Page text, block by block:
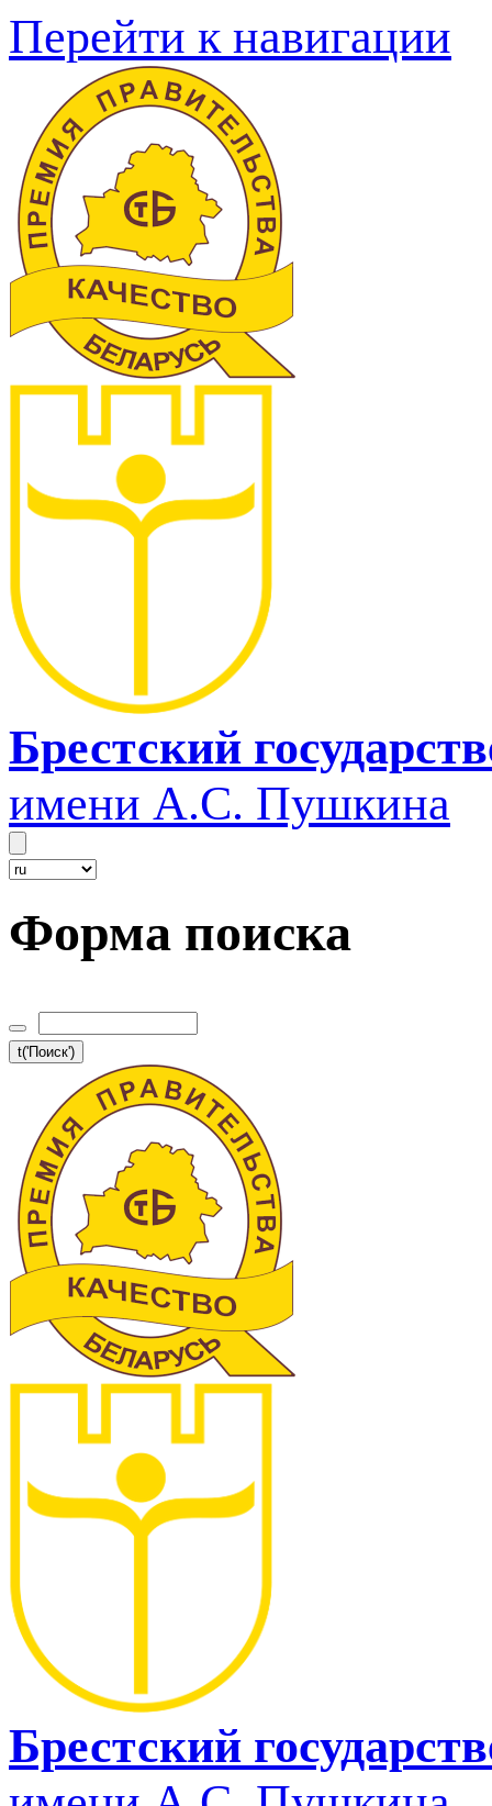
Перейти к навигации
Брестский
имени А.С. Пушкина
Форма поиска
t('Поиск')
Брестский